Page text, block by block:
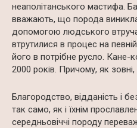
неаполітанського мастифа.
вважають, що порода
допомогою людського
втрутилися в процес на
його в потрібне русло. Кане-
2000 років. Причому, як зовні,
Благородство, відданість і
так само, як і їхнім
середньовіччі породу